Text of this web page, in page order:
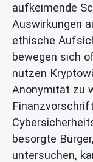
aufkeimende
Auswirkungen
ethische
bewegen sich
nutzen
Anonymität zu
besorgte
untersuchen,